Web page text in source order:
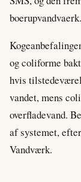
og coliforme
hvis
vandet, mens
overfladevand.
af systemet,
Vandværk.